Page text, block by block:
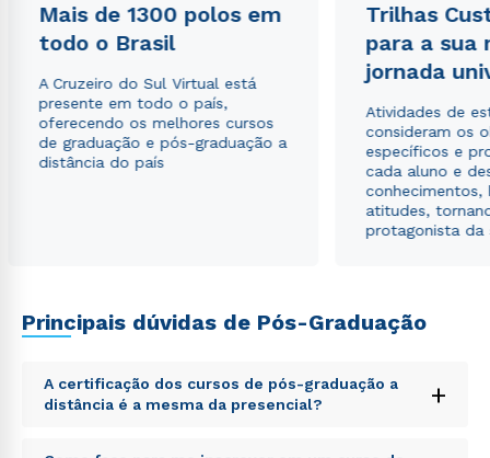
Mais de 1300 polos em
todo o Brasil
A Cruzeiro do Sul Virtual está
presente em todo o país,
oferecendo os melhores cursos
de graduação e pós-graduação a
distância do país
Trilhas
para a sua
jornada
Atividades de
consideram os
específicos e
cada aluno e
conhecimentos,
atitudes,
protagonista da
Principais dúvidas de Pós-Graduação
A certificação dos cursos de pós-graduação a
distância é a mesma da presencial?
+
Sed ut perspiciatis unde omnis iste natus error sit
Estou de acordo com aPolítica de Privacidade.e
autorizo que meus dados sejam utilizados para o
envio de conteúdos da Cruzeiro do Sul.